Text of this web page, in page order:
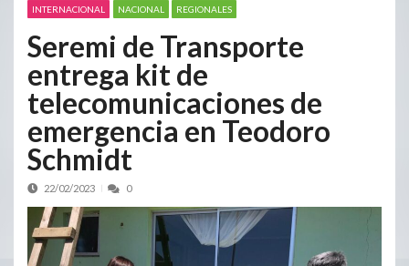
INTERNACIONAL NACIONAL REGIONALES
Seremi de Transporte
entrega kit de
telecomunicaciones de
emergencia en Teodoro
Schmidt
22/02/2023 0